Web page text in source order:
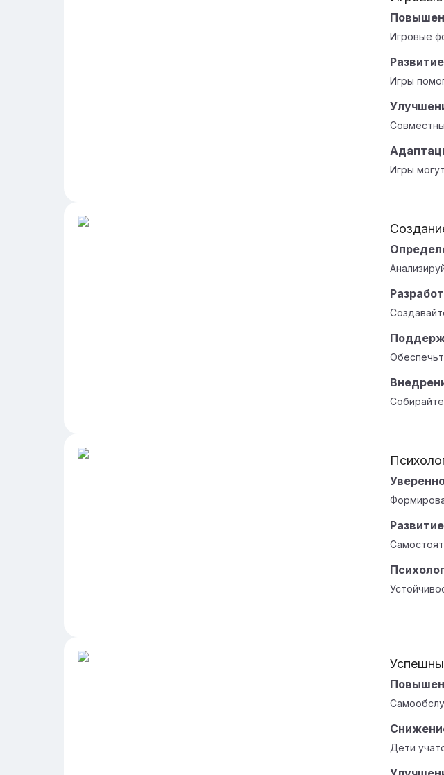
Игровые
Игры
Игры
Дети